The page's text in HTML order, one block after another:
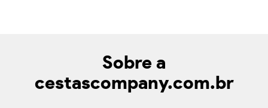
Sobre a
cestascompany.com.br